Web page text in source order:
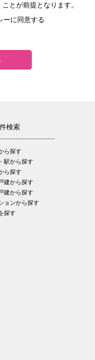
とが前提となります。
ーに同意する
検索
ら探す
駅から探す
ら探す
建から探す
建から探す
ョンから探す
探す